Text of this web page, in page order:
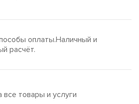
оплаты.Наличный и
расчёт.
все товары и услуги